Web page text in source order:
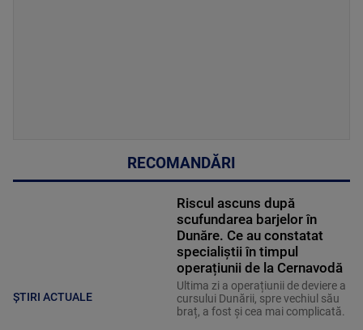
RECOMANDĂRI
ȘTIRI ACTUALE
Riscul ascuns după
scufundarea barjelor în
Dunăre. Ce au constatat
specialiștii în timpul
operațiunii de la Cernavodă
Ultima zi a operațiunii de deviere a
cursului Dunării, spre vechiul său
braț, a fost și cea mai complicată.